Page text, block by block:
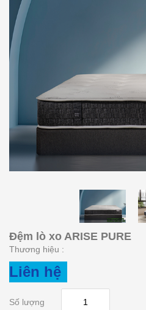
Đệm lò xo ARISE PURE
Thương hiệu :
Liên hệ
Số lượng